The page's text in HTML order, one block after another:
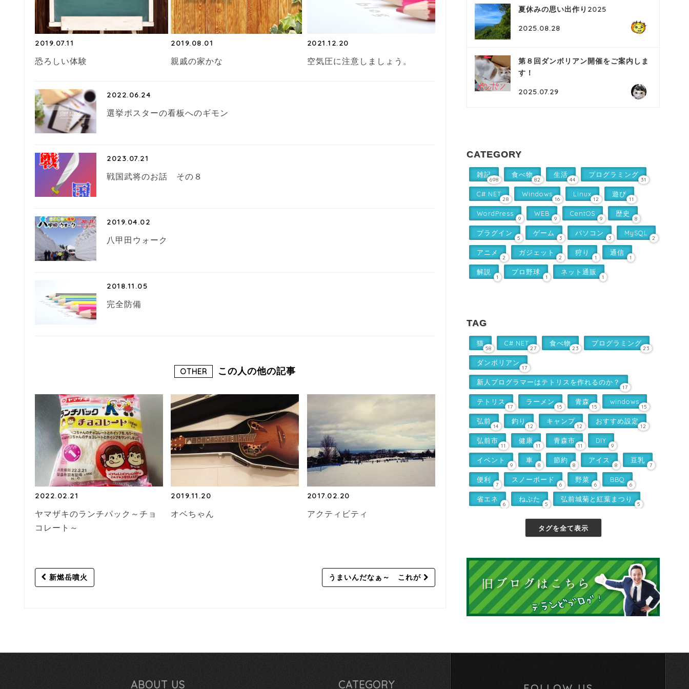
2019.07.11
恐ろしい体験
2019.08.01
親戚の家かな
2021.12.20
空気圧に注意しましょう。
2022.06.24
選挙ポスターの看板へのギモン
2023.07.21
戦国武将のお話 その８
2019.04.02
八甲田ウォーク
2018.11.05
完全防備
OTHER この人の他の記事
2022.02.21
ヤマザキのランチパック～チョ
コレート～
2019.11.20
オベちゃん
2017.02.20
アクティビティ
Post
新燃岳噴火 うまいんだなぁ～ これが
夏休みの思い出作り2025
2025.08.28
第８回ダンボリアン開催をご案内しま
す！
2025.07.29
CATEGORY
雑記
698
食べ物
82
生活
44
プログラミング
31
C#.NET
28
Windows
16
Linux
12
遊び
11
WordPress
9
WEB
9
CentOS
9
歴史
8
プラグイン
5
ゲーム
3
パソコン
3
MySQL
2
アニメ
2
ガジェット
2
狩り
1
通信
1
解説
1
プロ野球
1
ネット通販
1
TAG
猫
58
C#.NET
27
食べ物
23
プログラミング
23
ダンボリアン
17
新人プログラマーはテトリスを作れるのか？
17
テトリス
17
ラーメン
15
青森
15
windows
15
弘前
14
釣り
12
キャンプ
12
おすすめ設定
12
弘前市
11
健康
11
青森市
11
DIY
9
イベント
9
車
8
節約
8
アイス
8
豆乳
7
便利
7
スノーボード
6
野菜
6
BBQ
6
省エネ
6
ねぷた
5
弘前城菊と紅葉まつり
5
タグを全て表示
ABOUT US CATEGORY